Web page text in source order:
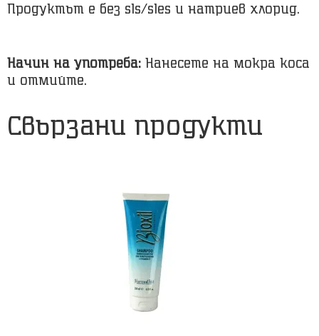
Продуктът е без sls/sles и натриев хлорид.
Начин на употреба: Нанесете на мокра коса
и отмийте.
Свързани продукти